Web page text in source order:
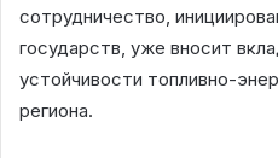
сотрудничество,
государств, уже вносит
устойчивости топливно-
региона.